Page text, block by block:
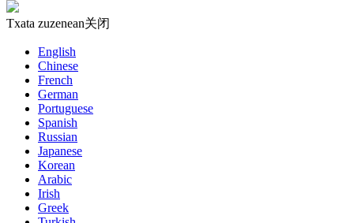
Txata zuzenean关闭
English
Chinese
French
German
Portuguese
Spanish
Russian
Japanese
Korean
Arabic
Irish
Greek